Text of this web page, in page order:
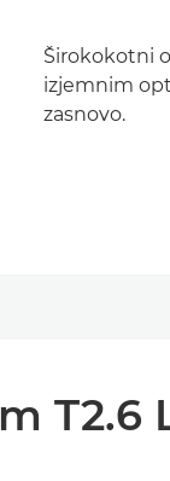
Širokokotni
izjemnim
zasnovo.
T2.6